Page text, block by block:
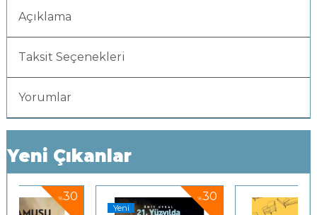
Açıklama
Taksit Seçenekleri
Yorumlar
Yeni Çıkanlar
%30
Yeni
%25